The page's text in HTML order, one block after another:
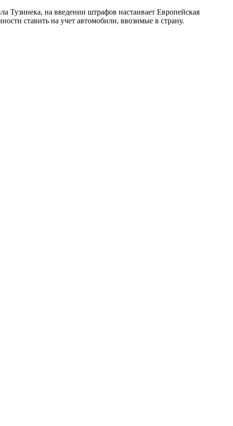
Тузинека, на введении штрафов настаивает Европейская
ставить на учет автомобили, ввозимые в страну.